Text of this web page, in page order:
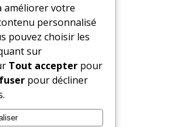
améliorer votre
personnalisé
pouvez choisir les
sur
Tout accepter pour
pour décliner